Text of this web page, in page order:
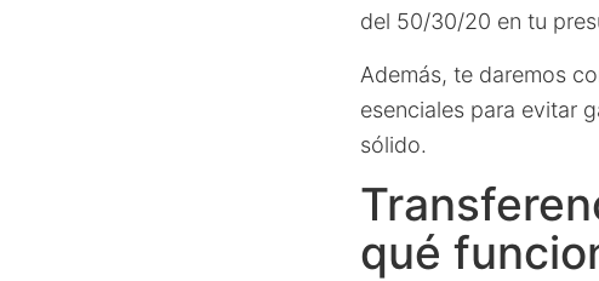
del 50/30/20 en tu
Además, te daremos
esenciales para evitar
sólido.
qué